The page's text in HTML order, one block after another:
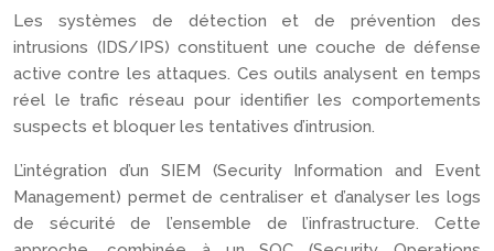
Les systèmes de détection et de prévention des
intrusions (IDS/IPS) constituent une couche de défense
active contre les attaques. Ces outils analysent en temps
réel le trafic réseau pour identifier les comportements
suspects et bloquer les tentatives d’intrusion.
L’intégration d’un SIEM (Security Information and Event
Management) permet de centraliser et d’analyser les logs
de sécurité de l’ensemble de l’infrastructure. Cette